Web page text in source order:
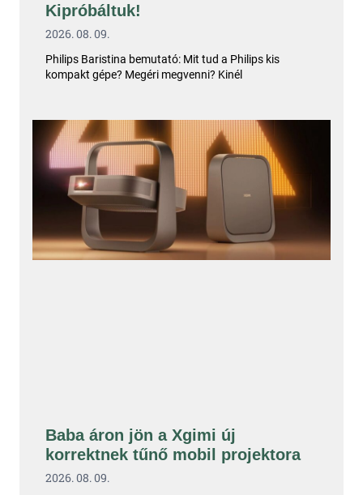
Kipróbáltuk!
2026. 08. 09.
Philips Baristina bemutató: Mit tud a Philips kis
kompakt gépe? Megéri megvenni? Kinél
Baba áron jön a Xgimi új
korrektnek tűnő mobil projektora
2026. 08. 09.